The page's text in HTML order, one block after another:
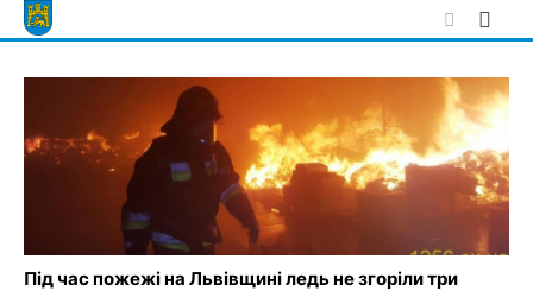
Skip
to
Під час пожежі на Львівщині ледь не згоріли три